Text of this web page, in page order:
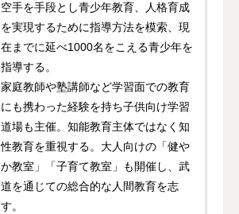
空手を手段とし青少年教育、人格育成
を実現するために指導方法を模索、現
在までに延べ1000名をこえる青少年を
指導する。
家庭教師や塾講師など学習面での教育
にも携わった経験を持ち子供向け学習
道場も主催。知能教育主体ではなく知
性教育を重視する。大人向けの「健や
か教室」「子育て教室」も開催し、武
道を通じての総合的な人間教育を志
す。